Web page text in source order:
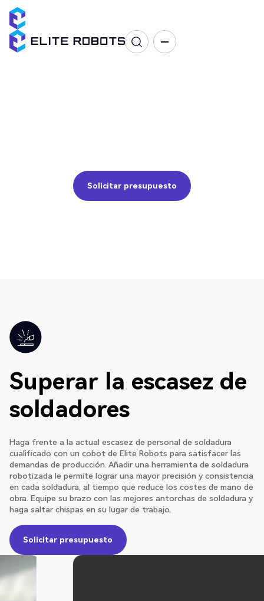
Solicitar presupuesto
Solicitar presupuesto
Superar la escasez de
soldadores
Haga frente a la actual escasez de personal de soldadura
cualificado con un cobot de Elite Robots para satisfacer las
demandas de producción. Añadir una herramienta de soldadura
robotizada le permite lograr una mayor precisión y consistencia
en cada soldadura, al tiempo que reduce los costes de mano de
obra. Equipe su brazo con las mejores antorchas de soldadura y
haga saltar chispas en su lugar de trabajo.
Solicitar presupuesto
Solicitar presupuesto